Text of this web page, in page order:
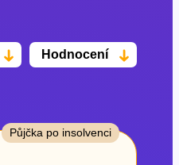
Hodnocení
Půjčka po insolvenci